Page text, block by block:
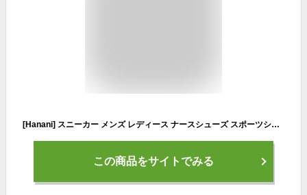
[Hanani] スニーカー メンズ レディース ナースシューズ スポーツシューズ スリッポン ウォーキングシューズ カジュアルシューズ カップル靴 婦人靴 超軽量 通気 滑り止 男女兼用 高齢者 26.0cm ディープブルー
この商品をサイトでみる